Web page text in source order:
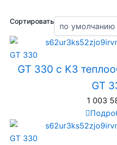
Сортировать
GT 330
GT 330 с K3
GT
1 003
GT 330